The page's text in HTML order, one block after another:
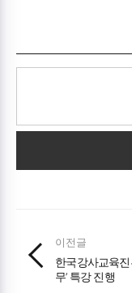
이전글
한국강사교육
무’ 특강 진행